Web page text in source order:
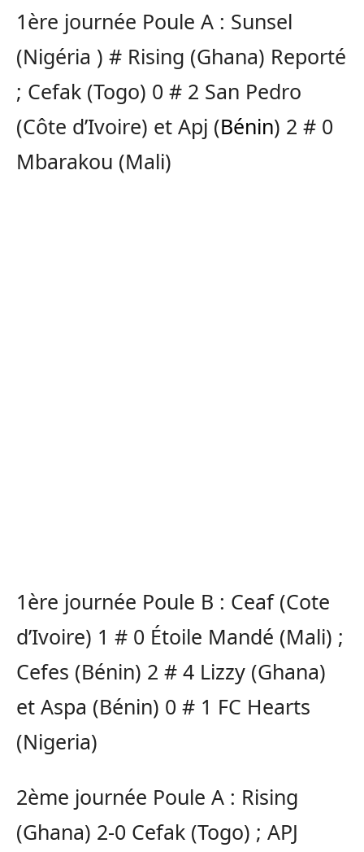
1ère journée Poule A : Sunsel
(Nigéria ) # Rising (Ghana) Reporté
; Cefak (Togo) 0 # 2 San Pedro
(Côte d’Ivoire) et Apj (Bénin) 2 # 0
Mbarakou (Mali)
1ère journée Poule B : Ceaf (Cote
d’Ivoire) 1 # 0 Étoile Mandé (Mali) ;
Cefes (Bénin) 2 # 4 Lizzy (Ghana)
et Aspa (Bénin) 0 # 1 FC Hearts
(Nigeria)
2ème journée Poule A : Rising
(Ghana) 2-0 Cefak (Togo) ; APJ